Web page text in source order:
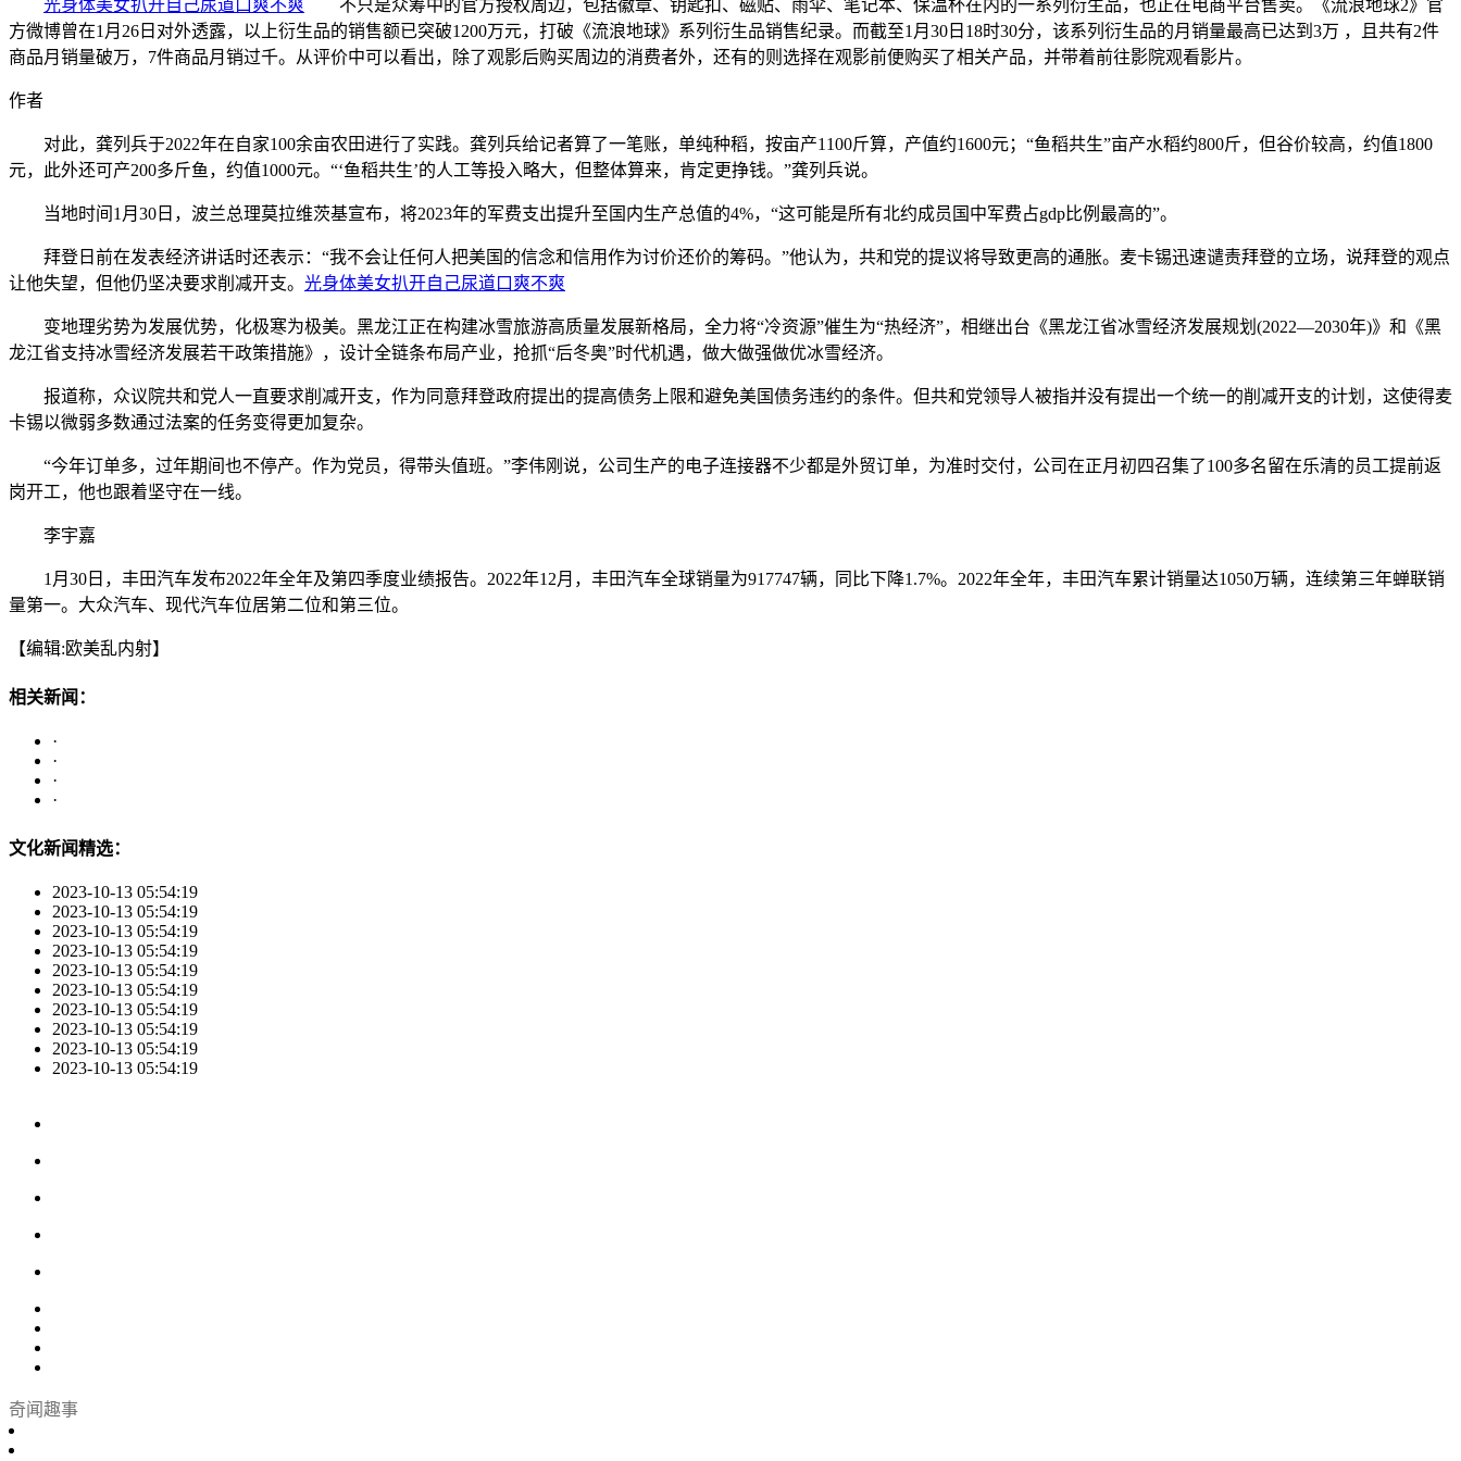
光身体美女扒开自己尿道口爽不爽 不只是众筹中的官方授权周边，包括徽章、钥匙扣、磁贴、雨伞、笔记本、保温杯在内的一系列衍生品，也正在电商平台售卖。《流浪地球2》官
方微博曾在1月26日对外透露，以上衍生品的销售额已突破1200万元，打破《流浪地球》系列衍生品销售纪录。而截至1月30日18时30分，该系列衍生品的月销量最高已达到3万 ，且共有2件
商品月销量破万，7件商品月销过千。从评价中可以看出，除了观影后购买周边的消费者外，还有的则选择在观影前便购买了相关产品，并带着前往影院观看影片。
作者
对此，龚列兵于2022年在自家100余亩农田进行了实践。龚列兵给记者算了一笔账，单纯种稻，按亩产1100斤算，产值约1600元；“鱼稻共生”亩产水稻约800斤，但谷价较高，约值1800
元，此外还可产200多斤鱼，约值1000元。“‘鱼稻共生’的人工等投入略大，但整体算来，肯定更挣钱。”龚列兵说。
当地时间1月30日，波兰总理莫拉维茨基宣布，将2023年的军费支出提升至国内生产总值的4%，“这可能是所有北约成员国中军费占gdp比例最高的”。
拜登日前在发表经济讲话时还表示：“我不会让任何人把美国的信念和信用作为讨价还价的筹码。”他认为，共和党的提议将导致更高的通胀。麦卡锡迅速谴责拜登的立场，说拜登的观点
让他失望，但他仍坚决要求削减开支。 光身体美女扒开自己尿道口爽不爽
变地理劣势为发展优势，化极寒为极美。黑龙江正在构建冰雪旅游高质量发展新格局，全力将“冷资源”催生为“热经济”，相继出台《黑龙江省冰雪经济发展规划(2022—2030年)》和《黑
龙江省支持冰雪经济发展若干政策措施》，设计全链条布局产业，抢抓“后冬奥”时代机遇，做大做强做优冰雪经济。
报道称，众议院共和党人一直要求削减开支，作为同意拜登政府提出的提高债务上限和避免美国债务违约的条件。但共和党领导人被指并没有提出一个统一的削减开支的计划，这使得麦
卡锡以微弱多数通过法案的任务变得更加复杂。
“今年订单多，过年期间也不停产。作为党员，得带头值班。”李伟刚说，公司生产的电子连接器不少都是外贸订单，为准时交付，公司在正月初四召集了100多名留在乐清的员工提前返
岗开工，他也跟着坚守在一线。
李宇嘉
1月30日，丰田汽车发布2022年全年及第四季度业绩报告。2022年12月，丰田汽车全球销量为917747辆，同比下降1.7%。2022年全年，丰田汽车累计销量达1050万辆，连续第三年蝉联销
量第一。大众汽车、现代汽车位居第二位和第三位。
【编辑:欧美乱内射】
相关新闻：
·
·
·
·
文化新闻精选：
2023-10-13 05:54:19
2023-10-13 05:54:19
2023-10-13 05:54:19
2023-10-13 05:54:19
2023-10-13 05:54:19
2023-10-13 05:54:19
2023-10-13 05:54:19
2023-10-13 05:54:19
2023-10-13 05:54:19
2023-10-13 05:54:19
奇闻趣事